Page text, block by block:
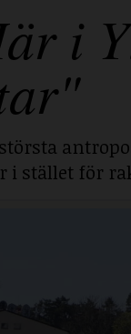
i
i stället för